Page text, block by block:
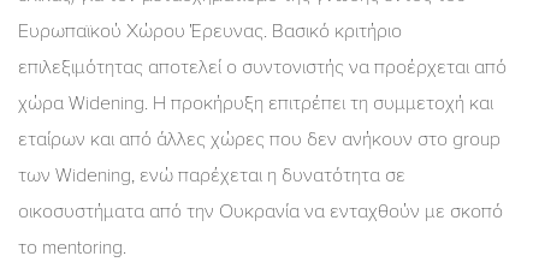
Ευρωπαϊκού Χώρου Έρευνας. Βασικό κριτήριο
επιλεξιμότητας αποτελεί ο συντονιστής να προέρχεται από
χώρα Widening. Η προκήρυξη επιτρέπει τη συμμετοχή και
εταίρων και από άλλες χώρες που δεν ανήκουν στο group
των Widening, ενώ παρέχεται η δυνατότητα σε
οικοσυστήματα από την Ουκρανία να ενταχθούν με σκοπό
το mentoring.